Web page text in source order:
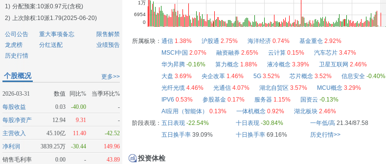
1) 分配预案:10派0.97元(含税)
2) 上次除权:10派1.79(2025-06-20)
公司公告 重大事项备忘
限售解禁
龙虎榜
分红送配
业绩预告
历史行情
更多>>
个股概况
2026-03-31 数值 同比%
当季环比%
每股收益
0.03 -40.00
-
每股净资产
12.94 9.31
-
主营收入
45.10亿 11.40
-42.52
净利润
3839.25万 -30.44
149.96
销售毛利率
0.00 - 43.89
所属板块： 通信 1.38% 沪股通 2.75% 海洋经济 0.74% 基金重仓 2.92%
MSCI中国 2.07% 融资融券 2.65% 云计算 0.15% 汽车芯片 3.47%
华为昇腾 -0.16% 算力概念 1.88% 液冷概念 3.39% 卫星互联网 2.46%
大盘 3.69% 央企改革 1.46% 5G 3.52% 芯片概念 3.52% 信息安全 -0.40%
光纤光缆 4.46% 光通信 4.07% 湖北自贸区 3.57% MCU概念 3.29%
IPV6 0.53% 参股基金 0.17% 服务器 1.15% 国资云 -0.13%
AI应用（智能体）
0.13% 一体机概念 0.92% 湖北板块 2.46%
阶段表现： 五日表现 -22.54% 十日表现 -30.84% 一年低/高 21.34/87.58
五日换手率39.09% 十日换手率69.16% 历史行情>>
投资体检